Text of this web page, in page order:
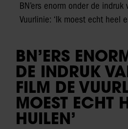
BN’ers enorm onder de
Vuurlinie: ‘Ik moest echt heel
BN’ERS
DE INDRUK
FILM DE
MOEST ECHT
HUILEN’